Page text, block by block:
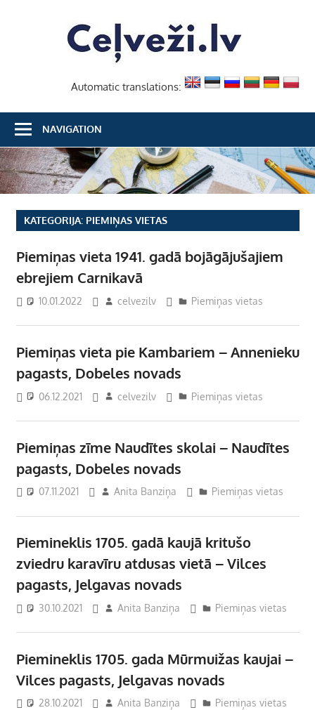
Automatic translations:
NAVIGATION
KATEGORIJA: PIEMIŅAS VIETAS
Piemiņas vieta 1941. gadā bojāgājušajiem
ebrejiem Carnikavā
10.01.2022 celvezilv Piemiņas vietas
Piemiņas vieta pie Kambariem – Annenieku
pagasts, Dobeles novads
06.12.2021 celvezilv Piemiņas vietas
Piemiņas zīme Naudītes skolai – Naudītes
pagasts, Dobeles novads
07.11.2021 Anita Banziņa Piemiņas vietas
Piemineklis 1705. gadā kaujā kritušo
zviedru karavīru atdusas vietā – Vilces
pagasts, Jelgavas novads
30.10.2021 Anita Banziņa Piemiņas vietas
Piemineklis 1705. gada Mūrmuižas kaujai –
Vilces pagasts, Jelgavas novads
28.10.2021 Anita Banziņa Piemiņas vietas